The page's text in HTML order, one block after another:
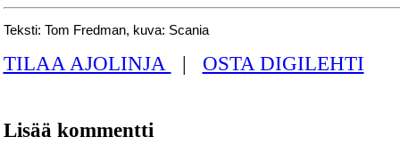
Teksti: Tom Fredman, kuva: Scania
TILAA AJOLINJA | OSTA DIGILEHTI
Lisää kommentti